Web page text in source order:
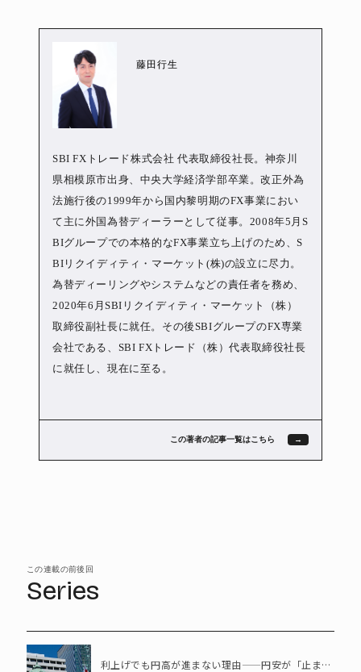
藤田行生
SBI FXトレード株式会社 代表取締役社長。神奈川
県相模原市出身、中央大学経済学部卒業。改正外為
法施行後の1999年から国内黎明期のFX事業におい
て主に外国為替ディーラーとして従事。2008年5月S
BIグループでの本格的なFX事業立ち上げのため、S
BIリクイディティ・マーケット(株)の設立に尽力。
為替ディーリングやシステムなどの責任者を務め、
2020年6月SBIリクイディティ・マーケット（株）
取締役副社長に就任。その後SBIグループのFX専業
会社である、SBI FXトレード（株）代表取締役社長
に就任し、現在に至る。
この著者の記事一覧はこちら
この連載の前後回
Series
利上げでも円高が進まない理由――円安が「止まりにくくなった」構造変化